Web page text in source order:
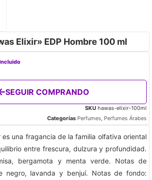
Elixir» EDP Hombre 100 ml
SEGUIR COMPRANDO
SKU hawas-elixir-100ml
Categorías Perfumes, Perfumes Árabes
es una fragancia de la familia olfativa oriental
entre frescura, dulzura y profundidad.
bergamota y menta verde. Notas de
negro, lavanda y benjuí. Notas de fondo: